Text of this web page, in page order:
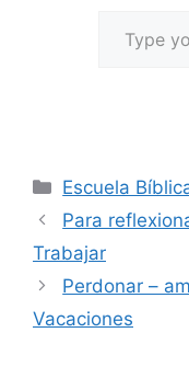
Escuela
Para
Trabajar
Perdonar –
Vacaciones